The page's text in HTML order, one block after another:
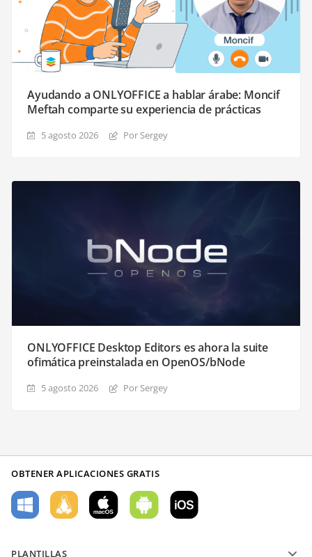
Ayudando a ONLYOFFICE a hablar árabe: Moncif
Meftah comparte su experiencia de prácticas
5 agosto 2026 Por Sergey
ONLYOFFICE Desktop Editors es ahora la suite
ofimática preinstalada en OpenOS/bNode
5 agosto 2026 Por Sergey
OBTENER APLICACIONES GRATIS
PLANTILLAS